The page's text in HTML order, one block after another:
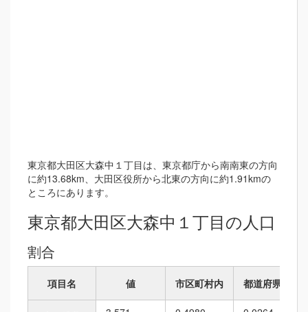
東京都大田区大森中１丁目は、東京都庁から南南東の方向
に約13.68km、大田区役所から北東の方向に約1.91kmの
ところにあります。
東京都大田区大森中１丁目の人口
割合
項目名 値 市区町村内 都道府県内